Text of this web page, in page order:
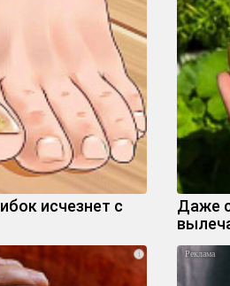
исчезнет с
Даже
i